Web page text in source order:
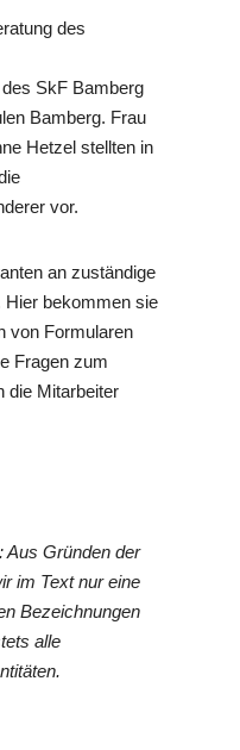
des
SkF Bamberg
Bamberg. Frau
Hetzel stellten in
vor.
an zuständige
Hier bekommen sie
von Formularen
Fragen zum
die Mitarbeiter
Aus Gründen der
im Text nur eine
Bezeichnungen
alle